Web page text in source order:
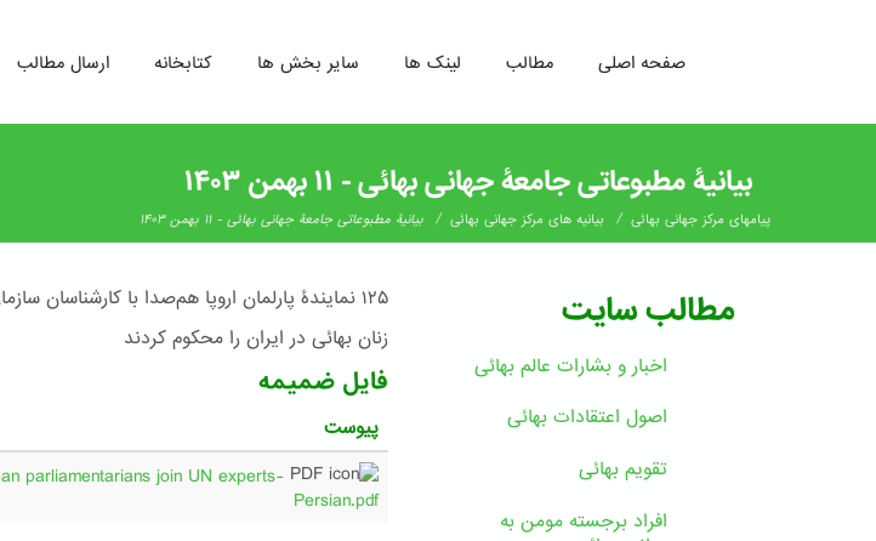
رفتن
ارسال مطالب کتابخانه سایر بخش ها لینک ها مطالب صفحه اصلی
بیانیۀ مطبوعاتی جامعۀ جهانی بهائی - ۱۱ بهمن ۱۴۰۳
پیامهای مرکز جهانی بهائی / بیانیه های مرکز جهانی بهائی / بیانیۀ مطبوعاتی جامعۀ جهانی بهائی - ۱۱ بهمن ۱۴۰۳
۱۲۵ نمایندۀ پارلمان اروپا هم‌صدا با کارشناسان
زنان بهائی در ایران را محکوم کردند
فایل ضمیمه
پیوست
parliamentarians join UN experts-
Persian.pdf
مطالب سایت
اخبار و بشارات عالم بهائى
اصول اعتقادات بهائی
تقویم بهائی
افراد برجسته مومن به